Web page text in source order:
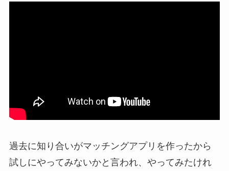
過去に知り合いがマッチングアプリを作ったから
試しにやってみないかと言われ、やってみたけれ